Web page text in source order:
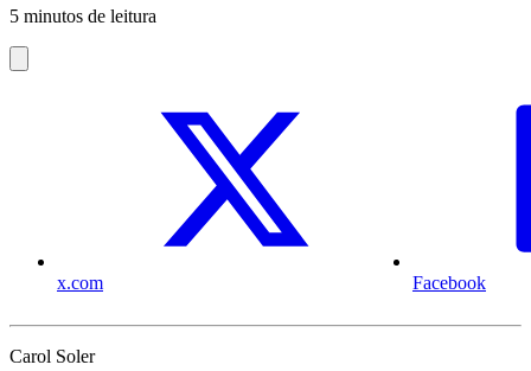
5 minutos de leitura
x.com Facebook
Carol Soler